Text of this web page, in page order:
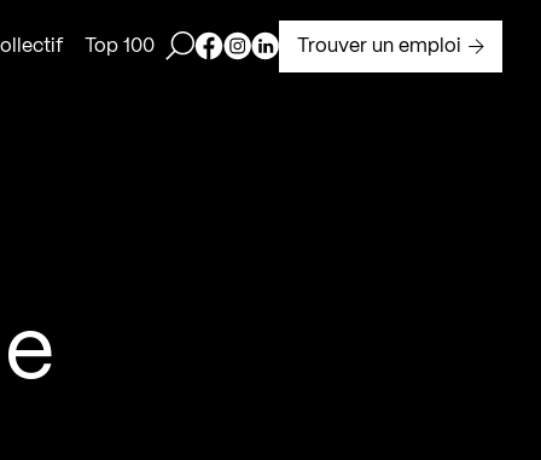
Top 100 Ouvrir la barre de recherche
Page Facebook de Kollectif
Page Instagram de Kollectif
Page Linkedin de Kollectif
Trouver un emploi